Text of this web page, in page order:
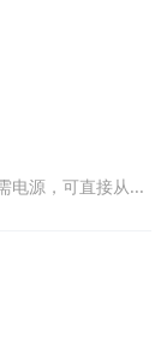
电源，可直接从...